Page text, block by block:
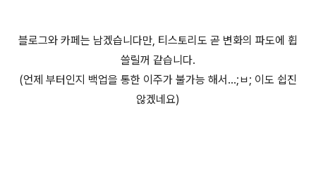
블로그와 카페는 남겠습니다만, 티스토리도 곧 변화의 파도에 휩
쓸릴꺼 같습니다.
(언제 부터인지 백업을 통한 이주가 불가능 해서...;ㅂ; 이도 쉽진
않겠네요)